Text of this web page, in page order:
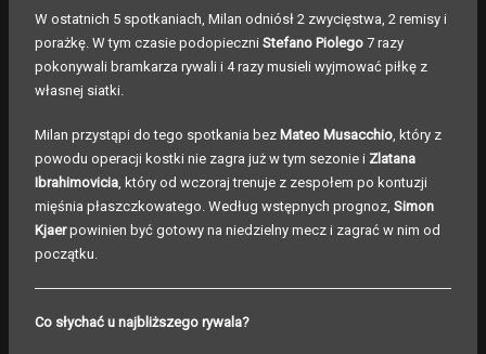
W ostatnich 5 spotkaniach, Milan odniósł 2 zwycięstwa, 2 remisy i
porażkę. W tym czasie podopieczni Stefano Piolego 7 razy
pokonywali bramkarza rywali i 4 razy musieli wyjmować piłkę z
własnej siatki.
Milan przystąpi do tego spotkania bez Mateo Musacchio, który z
powodu operacji kostki nie zagra już w tym sezonie i Zlatana
Ibrahimovicia, który od wczoraj trenuje z zespołem po kontuzji
mięśnia płaszczkowatego. Według wstępnych prognoz, Simon
Kjaerpowinien być gotowy na niedzielny mecz i zagrać w nim od
początku.
Co słychać u najbliższego rywala?